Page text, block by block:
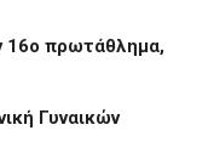
16ο πρωτάθλημα,
Γυναικών